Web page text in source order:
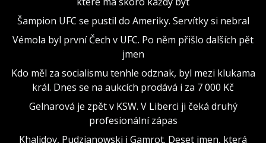
Šampion UFC se pustil do Ameriky. Servítky si nebral
Vémola byl první Čech v UFC. Po něm přišlo dalších pět
jmen
Kdo měl za socialismu tenhle odznak, byl mezi klukama
král. Dnes se na aukcích prodává i za 7 000 Kč
Gelnarová je zpět v KSW. V Liberci ji čeká druhý
profesionální zápas
Khalidov, Pudzianowski i Gamrot. Deset jmen, která